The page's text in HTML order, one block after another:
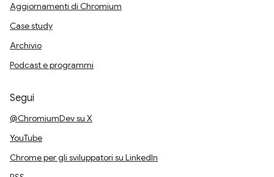
Aggiornamenti di Chromium
Case study
Archivio
Podcast e programmi
Segui
@ChromiumDev su X
YouTube
Chrome per gli sviluppatori su LinkedIn